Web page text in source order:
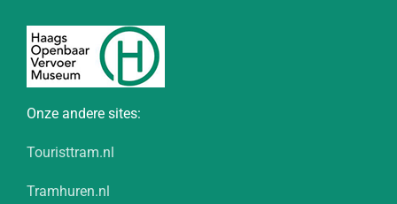
Onze andere sites:
Touristtram.nl
Tramhuren.nl